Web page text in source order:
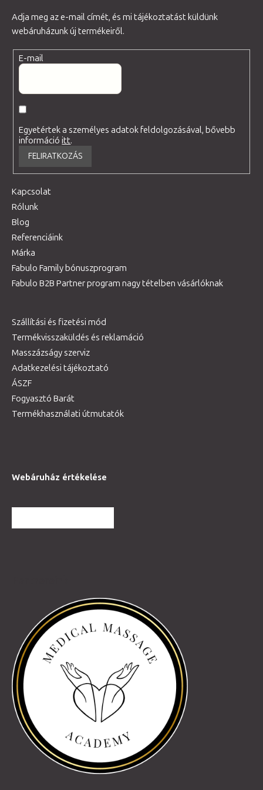
Adja meg az e-mail címét, és mi tájékoztatást küldünk
webáruházunk új termékeiről.
E-mail
Egyetértek a személyes adatok feldolgozásával, bővebb
információitt.
FELIRATKOZÁS
Kapcsolat
Rólunk
Blog
Referenciáink
Márka
Fabulo Family bónuszprogram
Fabulo B2B Partner program nagy tételben vásárlóknak
Szállítási és fizetési mód
Termékvisszaküldés és reklamáció
Masszázságy szerviz
Adatkezelési tájékoztató
ÁSZF
Fogyasztó Barát
Termékhasználati útmutatók
Webáruház értékelése